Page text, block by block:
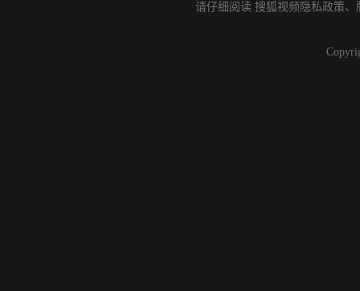
请仔细阅读 搜狐视频隐私政策、